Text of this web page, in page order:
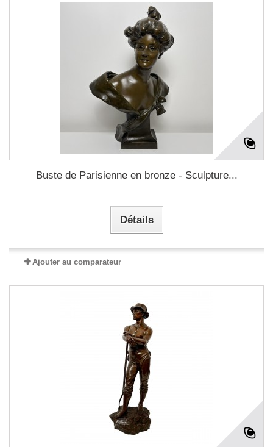
Buste de Parisienne en bronze - Sculpture...
Détails
Ajouter au comparateur